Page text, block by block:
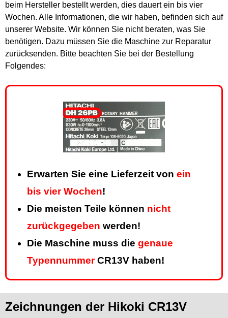
beim Hersteller bestellt werden, dies dauert ein bis vier
Wochen. Alle Informationen, die wir haben, befinden sich auf
unserer Website. Wir können Sie nicht beraten, was Sie
benötigen. Dazu müssen Sie die Maschine zur Reparatur
zurücksenden. Bitte beachten Sie bei der Bestellung
Folgendes:
Erwarten Sie eine Lieferzeit von ein
bis vier Wochen!
Die meisten Teile können nicht
zurückgegeben werden!
Die Maschine muss die genaue
TypennummerCR13V haben!
Zeichnungen der Hikoki CR13V